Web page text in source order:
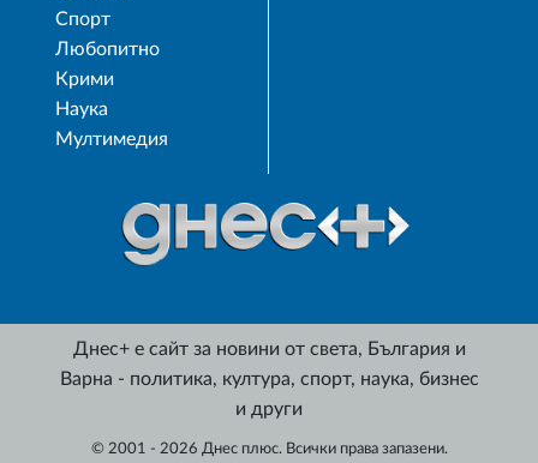
Спорт
Любопитно
Крими
Наука
Мултимедия
Днес+ е сайт за новини от света, България и
Варна - политика, култура, спорт, наука, бизнес
и други
© 2001 - 2026 Днес плюс. Всички права запазени.